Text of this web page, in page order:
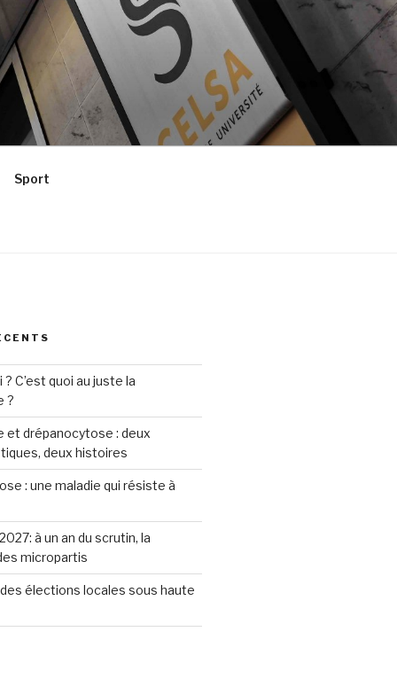
Sport
C’est quoi au juste la
?
et drépanocytose : deux
deux histoires
: une maladie qui résiste à
à un an du scrutin, la
micropartis
des élections locales sous haute